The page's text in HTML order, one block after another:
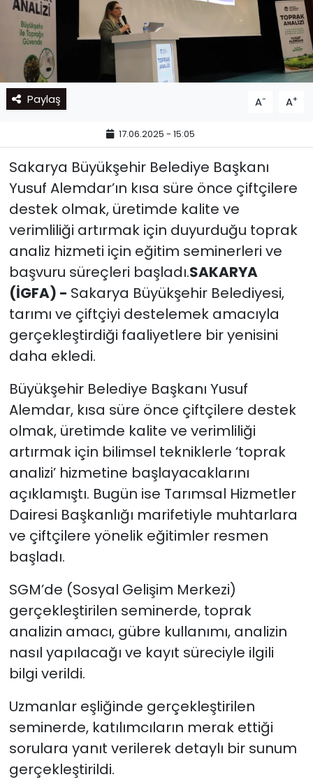
Paylaş A- A+
17.06.2025 - 15:05
Sakarya Büyükşehir Belediye Başkanı
Yusuf Alemdar’ın kısa süre önce çiftçilere
destek olmak, üretimde kalite ve
verimliliği artırmak için duyurduğu toprak
analiz hizmeti için eğitim seminerleri ve
başvuru süreçleri başladı.SAKARYA
(İGFA) - Sakarya Büyükşehir Belediyesi,
tarımı ve çiftçiyi destelemek amacıyla
gerçekleştirdiği faaliyetlere bir yenisini
daha ekledi.
Büyükşehir Belediye Başkanı Yusuf
Alemdar, kısa süre önce çiftçilere destek
olmak, üretimde kalite ve verimliliği
artırmak için bilimsel tekniklerle ‘toprak
analizi’ hizmetine başlayacaklarını
açıklamıştı. Bugün ise Tarımsal Hizmetler
Dairesi Başkanlığı marifetiyle muhtarlara
ve çiftçilere yönelik eğitimler resmen
başladı.
SGM’de (Sosyal Gelişim Merkezi)
gerçekleştirilen seminerde, toprak
analizin amacı, gübre kullanımı, analizin
nasıl yapılacağı ve kayıt süreciyle ilgili
bilgi verildi.
Uzmanlar eşliğinde gerçekleştirilen
seminerde, katılımcıların merak ettiği
sorulara yanıt verilerek detaylı bir sunum
gerçekleştirildi.